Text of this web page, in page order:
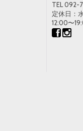
TEL 092-
定休日：
12:00〜